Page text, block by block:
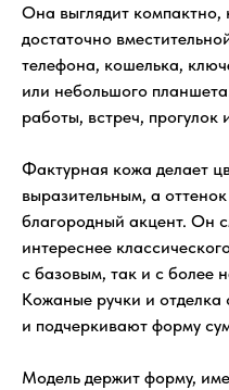
Она выглядит компактно,
достаточно
телефона, кошелька,
или небольшого
работы, встреч, прогулок
Фактурная кожа делает
выразительным, а
благородный акцент. Он
интереснее
с базовым, так и с более
Кожаные ручки и отделка
и подчеркивают форму
Модель держит форму,